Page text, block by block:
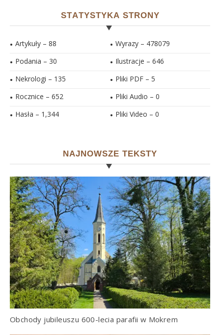
STATYSTYKA STRONY
Artykuły – 88
Podania – 30
Nekrologi – 135
Rocznice – 652
Hasła – 1,344
Wyrazy – 478079
Ilustracje – 646
Pliki PDF – 5
Pliki Audio – 0
Pliki Video – 0
NAJNOWSZE TEKSTY
Obchody jubileuszu 600-lecia parafii w Mokrem